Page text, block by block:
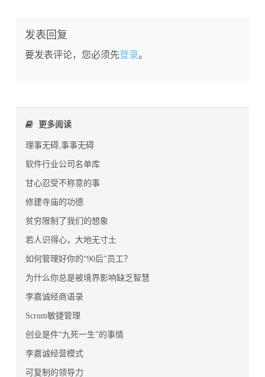
发表回复
要发表评论，您必须先登录。
更多阅读
理事无碍,事事无碍
软件行业公司名单库
甘心忍受不称意的事
修建寺庙的功德
贫穷限制了我们的想象
若人识得心，大地无寸土
如何管理好你的“90后”员工？
为什么你总是被境界影响缺乏智慧
李嘉诚经商语录
Scrum敏捷管理
创业是件“九死一生”的事情
李嘉诚经营模式
可复制的领导力